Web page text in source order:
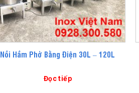
Nồi Hầm Phở Bằng Điện 30L – 120L
Đọc tiếp